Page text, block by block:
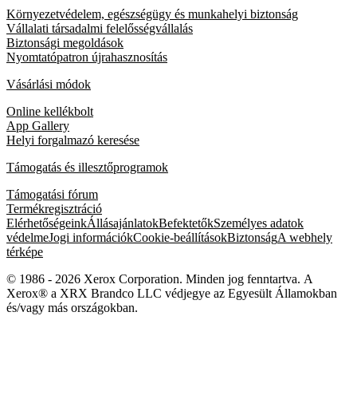
Környezetvédelem, egészségügy és munkahelyi biztonság
Vállalati társadalmi felelősségvállalás
Biztonsági megoldások
Nyomtatópatron újrahasznosítás
Vásárlási módok
Online kellékbolt
App Gallery
Helyi forgalmazó keresése
Támogatás és illesztőprogramok
Támogatási fórum
Termékregisztráció
ElérhetőségeinkÁllásajánlatokBefektetőkSzemélyes adatok
védelmeJogi információkCookie-beállításokBiztonságA webhely
térképe
© 1986 - 2026 Xerox Corporation. Minden jog fenntartva. A
Xerox® a XRX Brandco LLC védjegye az Egyesült Államokban
és/vagy más országokban.